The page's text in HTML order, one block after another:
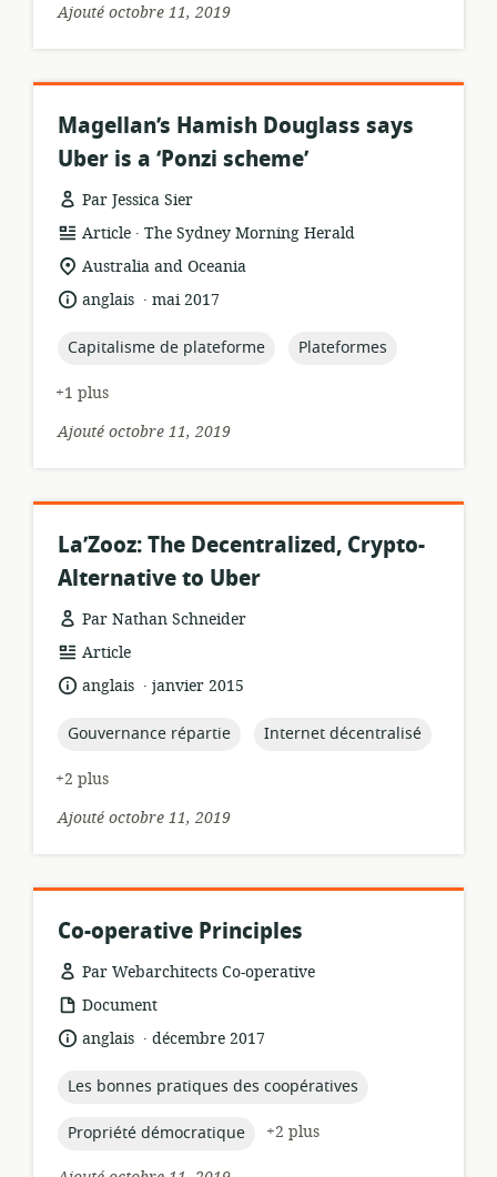
Ajouté octobre 11, 2019
Magellan’s Hamish Douglass says
Uber is a ‘Ponzi scheme’
Par Jessica Sier
Format
de
ressource:
Article .
éditeur:
The Sydney Morning Herald
Lieu
pertinence:
Australia and Oceania
langue:
anglais .
date
publication:
mai 2017
topic:
Capitalisme de plateforme topic:
Plateformes
+1 plus
Ajouté octobre 11, 2019
La’Zooz: The Decentralized, Crypto-
Alternative to Uber
Par Nathan Schneider
Format
ressource:
Article
langue:
anglais .
date
publication:
janvier 2015
topic:
Gouvernance répartie topic:
Internet décentralisé
+2 plus
Ajouté octobre 11, 2019
Co-operative Principles
Par Webarchitects Co-operative
Format
ressource:
Document
langue:
anglais .
date
publication:
décembre 2017
topic:
Les bonnes pratiques des coopératives
topic:
Propriété démocratique
+2 plus